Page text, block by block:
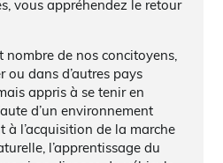
vous appréhendez le retour
nombre de nos concitoyens,
ou dans d’autres pays
appris à se tenir en
d’un environnement
à l’acquisition de la marche
l’apprentissage du